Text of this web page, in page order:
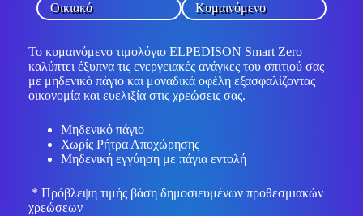
Οικιακό Κυμαινόμενο
Το κυμαινόμενο τιμολόγιο ELPEDISON Smart Zero
καλύπτει έξυπνα τις ενεργειακές ανάγκες του σπιτιού σας
με μηδενικό πάγιο και μοναδικά οφέλη εξασφαλίζοντας
οικονομία και ευελιξία στις χρεώσεις σας.
Μηδενικό πάγιο
Χωρίς Ρήτρα Αποχώρησης
Μηδενική εγγύηση με πάγια εντολή
* Πρόβλεψη τιμής βάση δημοσιευμένων προθεσμιακών
χρεώσεων